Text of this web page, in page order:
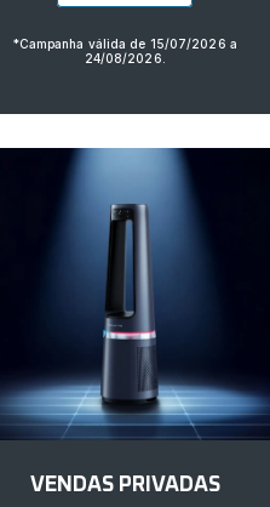
*Campanha válida de 15/07/2026 a
24/08/2026.
VENDAS PRIVADAS